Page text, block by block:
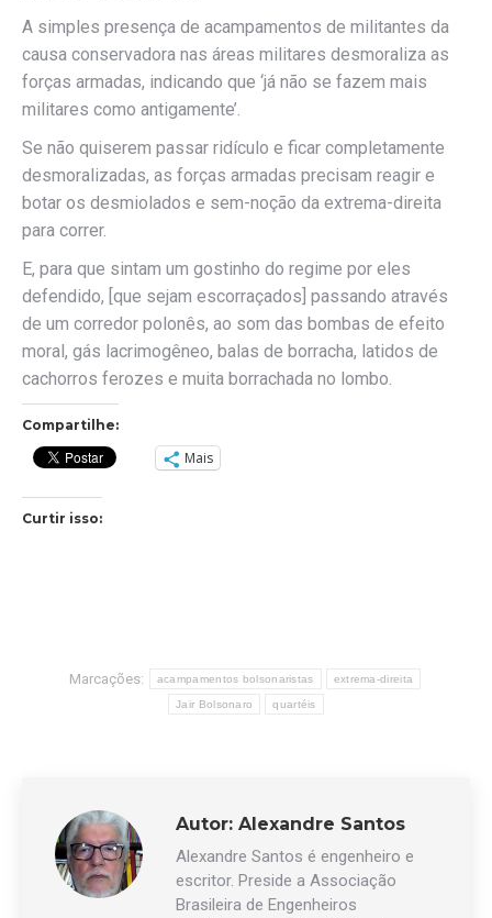
A simples presença de acampamentos de militantes da
causa conservadora nas áreas militares desmoraliza as
forças armadas, indicando que ‘já não se fazem mais
militares como antigamente’.
Se não quiserem passar ridículo e ficar completamente
desmoralizadas, as forças armadas precisam reagir e
botar os desmiolados e sem-noção da extrema-direita
para correr.
E, para que sintam um gostinho do regime por eles
defendido, [que sejam escorraçados] passando através
de um corredor polonês, ao som das bombas de efeito
moral, gás lacrimogêneo, balas de borracha, latidos de
cachorros ferozes e muita borrachada no lombo.
Compartilhe:
Mais
Curtir isso:
Marcações: acampamentos bolsonaristas extrema-direita
Jair Bolsonaro quartéis
Autor: Alexandre Santos
Alexandre Santos é engenheiro e
escritor. Preside a Associação
Brasileira de Engenheiros